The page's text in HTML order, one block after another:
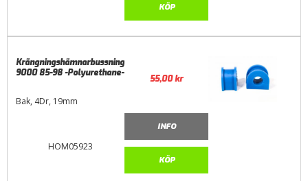
KÖP
HOM05923
Krängningshämnarbussning
9000 85-98 -Polyurethane-
Bak, 4Dr, 19mm
55,00kr
INFO
KÖP